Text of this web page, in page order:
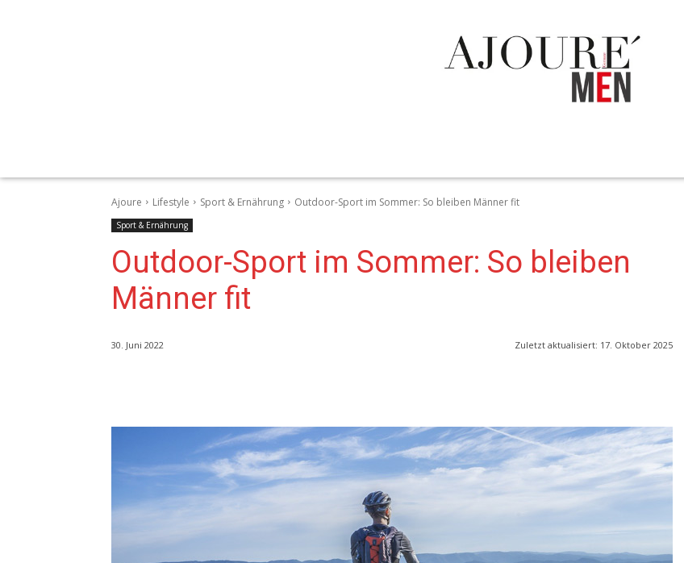
Ajoure Lifestyle Sport & Ernährung Outdoor-Sport im Sommer: So bleiben Männer fit
Sport & Ernährung
Outdoor-Sport im Sommer: So bleiben
Männer fit
30. Juni 2022 Zuletzt aktualisiert: 17. Oktober 2025